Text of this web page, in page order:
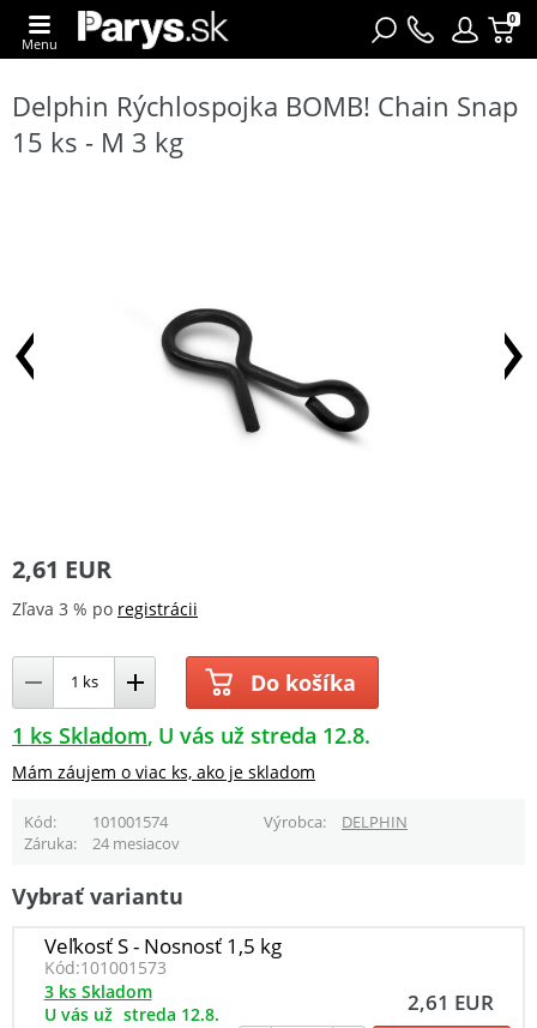
0
Menu
Delphin Rýchlospojka BOMB! Chain Snap
15 ks - M 3 kg
2,61 EUR
Zľava 3 % po registrácii
Do košíka
1 ks Skladom U vás už streda 12.8.
Mám záujem o viac ks, ako je skladom
Kód 101001574 Výrobca
DELPHIN
Záruka
24 mesiacov
Vybrať variantu
Veľkosť S - Nosnosť 1,5 kg
Kód:101001573
2,61 EUR
3 ks Skladom
U vás už streda 12.8.